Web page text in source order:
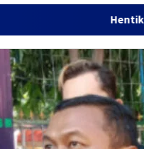
Hentikan Kriminalisasi